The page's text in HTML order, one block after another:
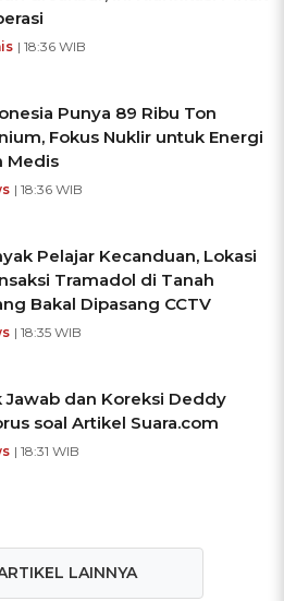
| 18:36 WIB
Punya 89 Ribu Ton
Fokus Nuklir untuk Energi
Medis
| 18:36 WIB
Pelajar Kecanduan, Lokasi
Tramadol di Tanah
Bakal Dipasang CCTV
| 18:35 WIB
Jawab dan Koreksi Deddy
soal Artikel Suara.com
| 18:31 WIB
LAINNYA